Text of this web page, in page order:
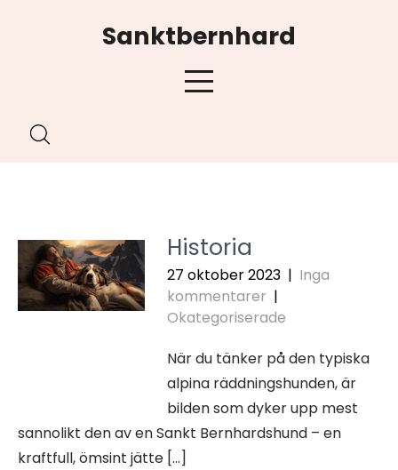
Sanktbernhard
Historia
27 oktober 2023 | Inga
kommentarer |
Okategoriserade
När du tänker på den typiska
alpina räddningshunden, är
bilden som dyker upp mest
sannolikt den av en Sankt Bernhardshund – en
kraftfull, ömsint jätte […]